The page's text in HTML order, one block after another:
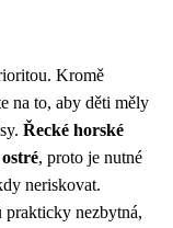
Kromě
na to, aby děti měly
Řecké horské
, proto je nutné
neriskovat.
prakticky nezbytná,